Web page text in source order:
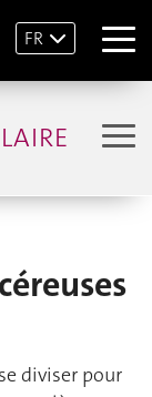
FR
diviser pour